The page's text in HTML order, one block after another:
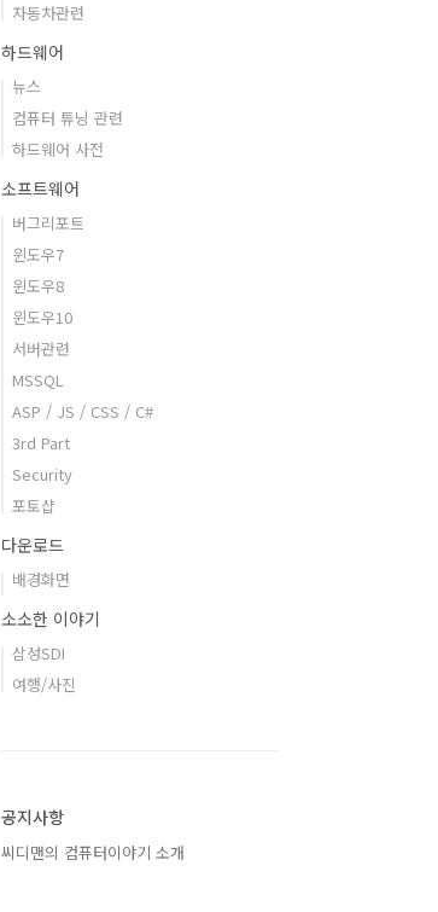
자동차관련
하드웨어
뉴스
컴퓨터 튜닝 관련
하드웨어 사전
소프트웨어
버그리포트
윈도우7
윈도우8
윈도우10
서버관련
MSSQL
ASP / JS / CSS / C#
3rd Part
Security
포토샵
다운로드
배경화면
소소한 이야기
삼성SDI
여행/사진
공지사항
씨디맨의 컴퓨터이야기 소개